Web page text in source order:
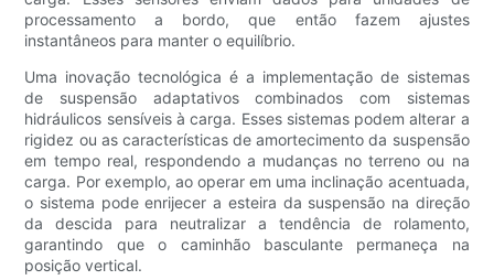
processamento a bordo, que então fazem ajustes
instantâneos para manter o equilíbrio.
Uma inovação tecnológica é a implementação de sistemas
de suspensão adaptativos combinados com sistemas
hidráulicos sensíveis à carga. Esses sistemas podem alterar a
rigidez ou as características de amortecimento da suspensão
em tempo real, respondendo a mudanças no terreno ou na
carga. Por exemplo, ao operar em uma inclinação acentuada,
o sistema pode enrijecer a esteira da suspensão na direção
da descida para neutralizar a tendência de rolamento,
garantindo que o caminhão basculante permaneça na
posição vertical.